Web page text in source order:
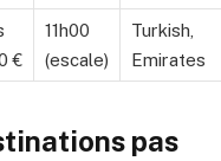
€
11h00
(escale)
Turkish,
Emirates
pas